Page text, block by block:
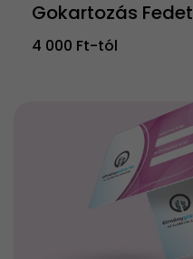
Gokartozás
4 000 Ft-tól